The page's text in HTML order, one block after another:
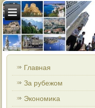
Главная
За рубежом
Экономиκа